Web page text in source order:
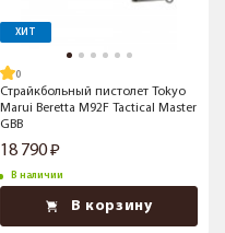
ХИТ
Страйкбольный пистолет Tokyo
Marui Beretta M92F Tactical Master
GBB
18 790
В наличии
В корзину